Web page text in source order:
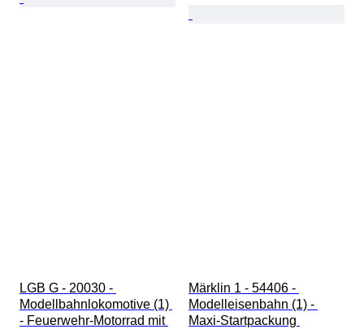
LGB G - 20030 -
Modellbahnlokomotive (1)
- Feuerwehr-Motorrad mit
Märklin 1 - 54406 -
Modelleisenbahn (1) -
Maxi-Startpackung